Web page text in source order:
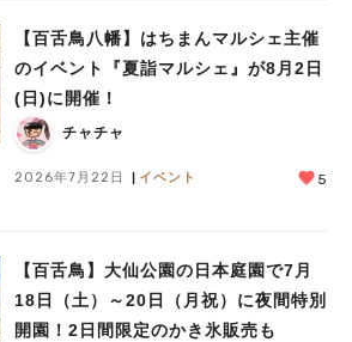
【百舌鳥八幡】はちまんマルシェ主催
のイベント『夏詣マルシェ』が8月2日
(日)に開催！
チャチャ
2026年7月22日 イベント 5
【百舌鳥】大仙公園の日本庭園で7月
18日（土）～20日（月祝）に夜間特別
開園！2日間限定のかき氷販売も